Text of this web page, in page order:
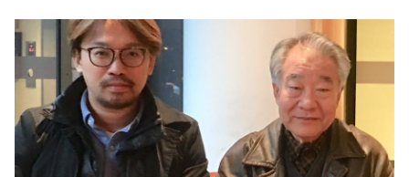
日本天皇長子實子 井上浩鄉先生